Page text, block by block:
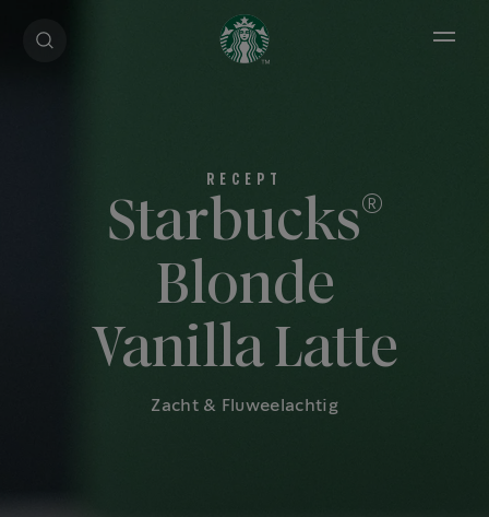
Open
Starbucks®
Blonde
Vanilla Latte
Zacht & Fluweelachtig